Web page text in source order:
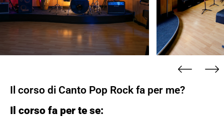
Il corso di Canto Pop Rock fa per me?
Il corso fa per te se: